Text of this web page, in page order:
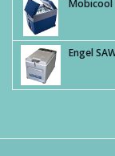
Mobicool
Engel